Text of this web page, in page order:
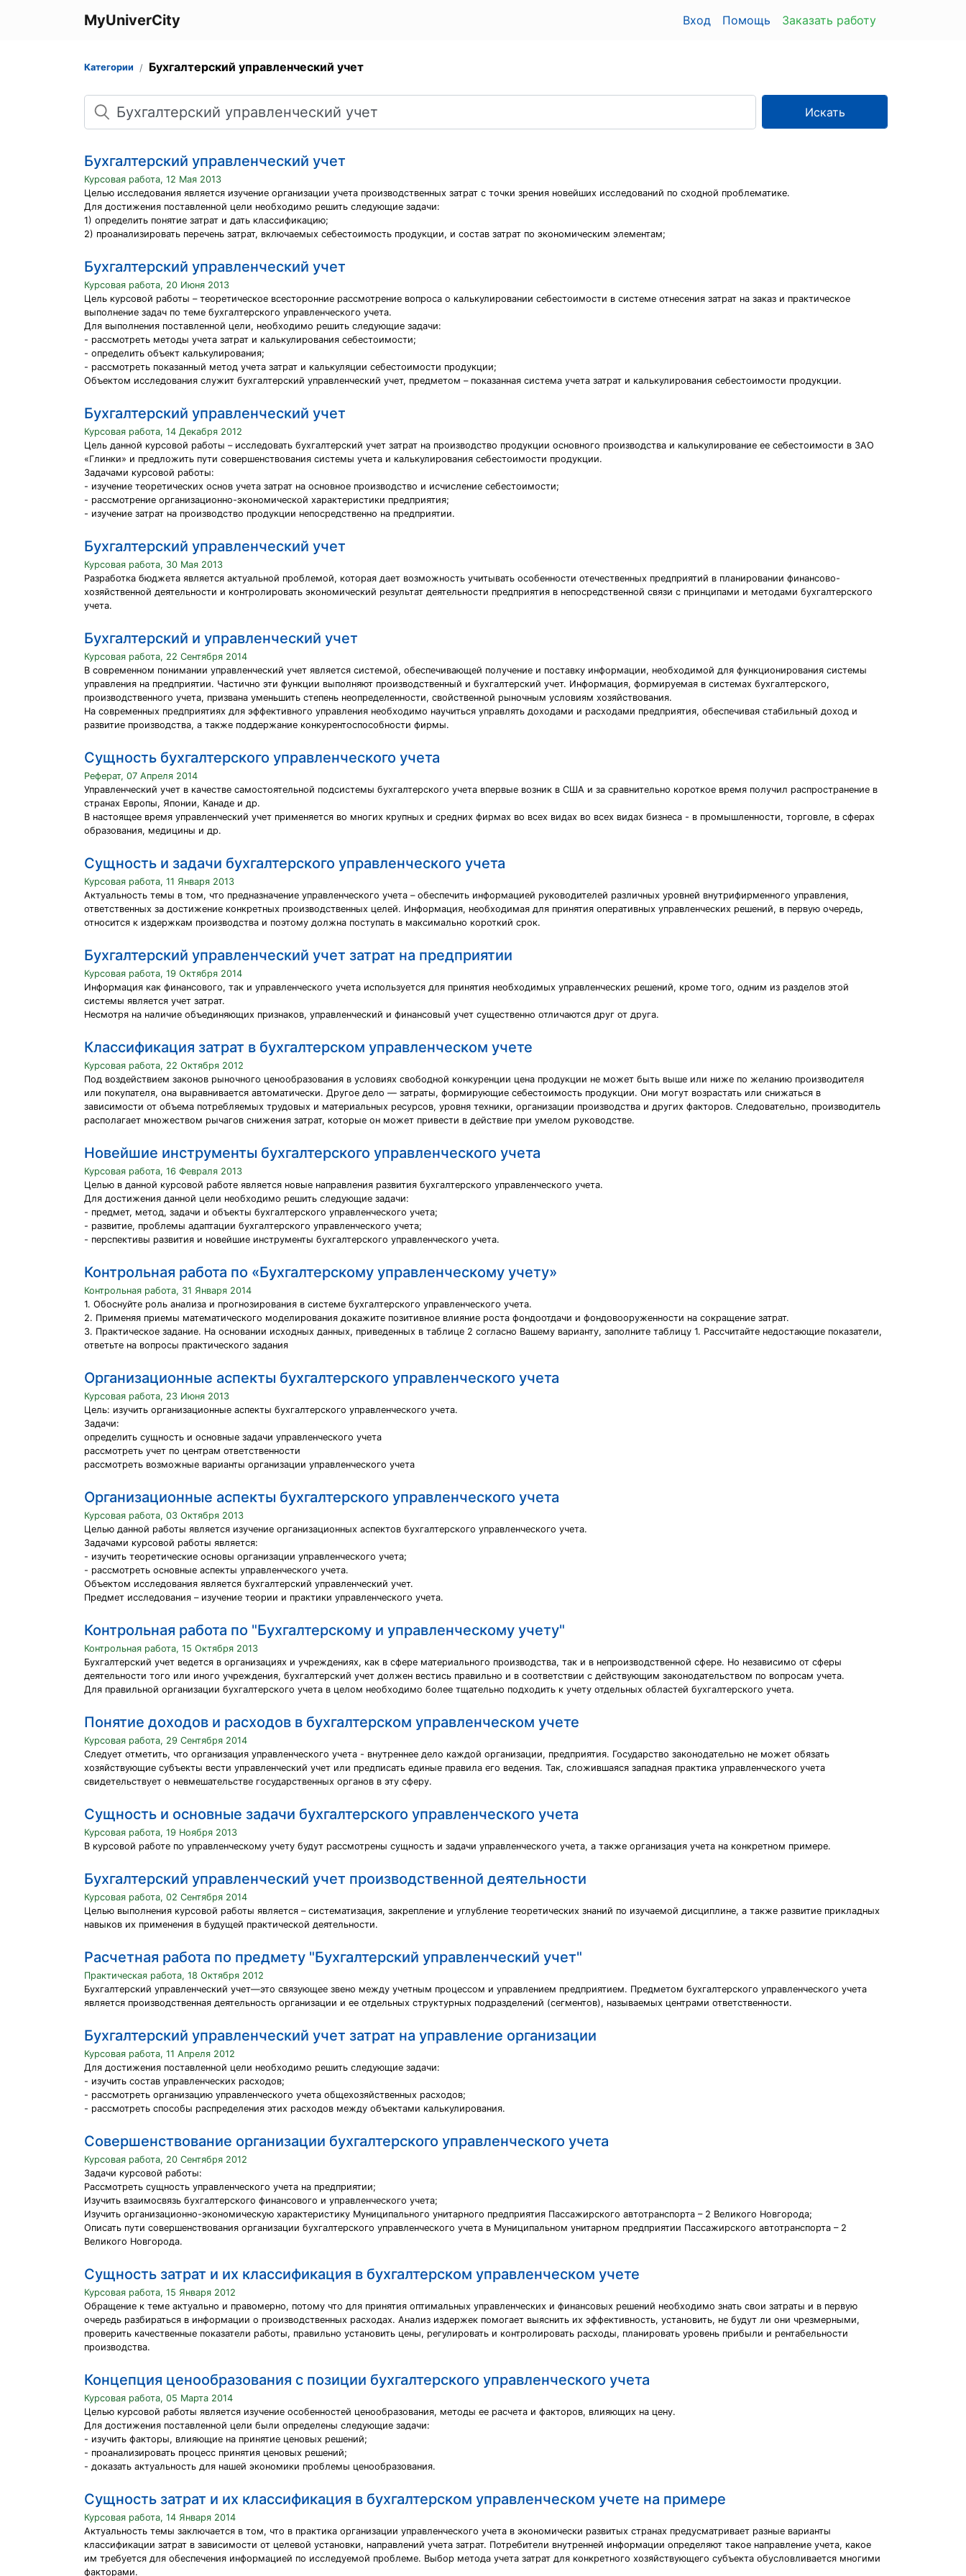
MyUniverCity Вход Помощь Заказать работу
Категории Бухгалтерский управленческий учет
Поиск
Искать
Бухгалтерский управленческий учет
Курсовая работа, 12 Мая 2013
Целью исследования является изучение организации учета производственных затрат с точки зрения новейших исследований по сходной проблематике.
Для достижения поставленной цели необходимо решить следующие задачи:
1) определить понятие затрат и дать классификацию;
2) проанализировать перечень затрат, включаемых себестоимость продукции, и состав затрат по экономическим элементам;
Бухгалтерский управленческий учет
Курсовая работа, 20 Июня 2013
Цель курсовой работы – теоретическое всесторонние рассмотрение вопроса о калькулировании себестоимости в системе отнесения затрат на заказ и практическое
выполнение задач по теме бухгалтерского управленческого учета.
Для выполнения поставленной цели, необходимо решить следующие задачи:
- рассмотреть методы учета затрат и калькулирования себестоимости;
- определить объект калькулирования;
- рассмотреть показанный метод учета затрат и калькуляции себестоимости продукции;
Объектом исследования служит бухгалтерский управленческий учет, предметом – показанная система учета затрат и калькулирования себестоимости продукции.
Бухгалтерский управленческий учет
Курсовая работа, 14 Декабря 2012
Цель данной курсовой работы – исследовать бухгалтерский учет затрат на производство продукции основного производства и калькулирование ее себестоимости в ЗАО
«Глинки» и предложить пути совершенствования системы учета и калькулирования себестоимости продукции.
Задачами курсовой работы:
- изучение теоретических основ учета затрат на основное производство и исчисление себестоимости;
- рассмотрение организационно-экономической характеристики предприятия;
- изучение затрат на производство продукции непосредственно на предприятии.
Бухгалтерский управленческий учет
Курсовая работа, 30 Мая 2013
Разработка бюджета является актуальной проблемой, которая дает возможность учитывать особенности отечественных предприятий в планировании финансово-
хозяйственной деятельности и контролировать экономический результат деятельности предприятия в непосредственной связи с принципами и методами бухгалтерского
учета.
Бухгалтерский и управленческий учет
Курсовая работа, 22 Сентября 2014
В современном понимании управленческий учет является системой, обеспечивающей получение и поставку информации, необходимой для функционирования системы
управления на предприятии. Частично эти функции выполняют производственный и бухгалтерский учет. Информация, формируемая в системах бухгалтерского,
производственного учета, призвана уменьшить степень неопределенности, свойственной рыночным условиям хозяйствования.
На современных предприятиях для эффективного управления необходимо научиться управлять доходами и расходами предприятия, обеспечивая стабильный доход и
развитие производства, а также поддержание конкурентоспособности фирмы.
Сущность бухгалтерского управленческого учета
Реферат, 07 Апреля 2014
Управленческий учет в качестве самостоятельной подсистемы бухгалтерского учета впервые возник в США и за сравнительно короткое время получил распространение в
странах Европы, Японии, Канаде и др.
В настоящее время управленческий учет применяется во многих крупных и средних фирмах во всех видах во всех видах бизнеса - в промышленности, торговле, в сферах
образования, медицины и др.
Сущность и задачи бухгалтерского управленческого учета
Курсовая работа, 11 Января 2013
Актуальность темы в том, что предназначение управленческого учета – обеспечить информацией руководителей различных уровней внутрифирменного управления,
ответственных за достижение конкретных производственных целей. Информация, необходимая для принятия оперативных управленческих решений, в первую очередь,
относится к издержкам производства и поэтому должна поступать в максимально короткий срок.
Бухгалтерский управленческий учет затрат на предприятии
Курсовая работа, 19 Октября 2014
Информация как финансового, так и управленческого учета используется для принятия необходимых управленческих решений, кроме того, одним из разделов этой
системы является учет затрат.
Несмотря на наличие объединяющих признаков, управленческий и финансовый учет существенно отличаются друг от друга.
Классификация затрат в бухгалтерском управленческом учете
Курсовая работа, 22 Октября 2012
Под воздействием законов рыночного ценообразования в условиях свободной конкуренции цена продукции не может быть выше или ниже по желанию производителя
или покупателя, она выравнивается автоматически. Другое дело — затраты, формирующие себестоимость продукции. Они могут возрастать или снижаться в
зависимости от объема потребляемых трудовых и материальных ресурсов, уровня техники, организации производства и других факторов. Следовательно, производитель
располагает множеством рычагов снижения затрат, которые он может привести в действие при умелом руководстве.
Новейшие инструменты бухгалтерского управленческого учета
Курсовая работа, 16 Февраля 2013
Целью в данной курсовой работе является новые направления развития бухгалтерского управленческого учета.
Для достижения данной цели необходимо решить следующие задачи:
- предмет, метод, задачи и объекты бухгалтерского управленческого учета;
- развитие, проблемы адаптации бухгалтерского управленческого учета;
- перспективы развития и новейшие инструменты бухгалтерского управленческого учета.
Контрольная работа по «Бухгалтерскому управленческому учету»
Контрольная работа, 31 Января 2014
1. Обоснуйте роль анализа и прогнозирования в системе бухгалтерского управленческого учета.
2. Применяя приемы математического моделирования докажите позитивное влияние роста фондоотдачи и фондовооруженности на сокращение затрат.
3. Практическое задание. На основании исходных данных, приведенных в таблице 2 согласно Вашему варианту, заполните таблицу 1. Рассчитайте недостающие показатели,
ответьте на вопросы практического задания
Организационные аспекты бухгалтерского управленческого учета
Курсовая работа, 23 Июня 2013
Цель: изучить организационные аспекты бухгалтерского управленческого учета.
Задачи:
определить сущность и основные задачи управленческого учета
рассмотреть учет по центрам ответственности
рассмотреть возможные варианты организации управленческого учета
Организационные аспекты бухгалтерского управленческого учета
Курсовая работа, 03 Октября 2013
Целью данной работы является изучение организационных аспектов бухгалтерского управленческого учета.
Задачами курсовой работы является:
- изучить теоретические основы организации управленческого учета;
- рассмотреть основные аспекты управленческого учета.
Объектом исследования является бухгалтерский управленческий учет.
Предмет исследования – изучение теории и практики управленческого учета.
Контрольная работа по "Бухгалтерскому и управленческому учету"
Контрольная работа, 15 Октября 2013
Бухгалтерский учет ведется в организациях и учреждениях, как в сфере материального производства, так и в непроизводственной сфере. Но независимо от сферы
деятельности того или иного учреждения, бухгалтерский учет должен вестись правильно и в соответствии с действующим законодательством по вопросам учета.
Для правильной организации бухгалтерского учета в целом необходимо более тщательно подходить к учету отдельных областей бухгалтерского учета.
Понятие доходов и расходов в бухгалтерском управленческом учете
Курсовая работа, 29 Сентября 2014
Следует отметить, что организация управленческого учета - внутреннее дело каждой организации, предприятия. Государство законодательно не может обязать
хозяйствующие субъекты вести управленческий учет или предписать единые правила его ведения. Так, сложившаяся западная практика управленческого учета
свидетельствует о невмешательстве государственных органов в эту сферу.
Сущность и основные задачи бухгалтерского управленческого учета
Курсовая работа, 19 Ноября 2013
В курсовой работе по управленческому учету будут рассмотрены сущность и задачи управленческого учета, а также организация учета на конкретном примере.
Бухгалтерский управленческий учет производственной деятельности
Курсовая работа, 02 Сентября 2014
Целью выполнения курсовой работы является – систематизация, закрепление и углубление теоретических знаний по изучаемой дисциплине, а также развитие прикладных
навыков их применения в будущей практической деятельности.
Расчетная работа по предмету "Бухгалтерский управленческий учет"
Практическая работа, 18 Октября 2012
Бухгалтерский управленческий учет—это связующее звено между учетным процессом и управлением предприятием. Предметом бухгалтерского управленческого учета
является производственная деятельность организации и ее отдельных структурных подразделений (сегментов), называемых центрами ответственности.
Бухгалтерский управленческий учет затрат на управление организации
Курсовая работа, 11 Апреля 2012
Для достижения поставленной цели необходимо решить следующие задачи:
- изучить состав управленческих расходов;
- рассмотреть организацию управленческого учета общехозяйственных расходов;
- рассмотреть способы распределения этих расходов между объектами калькулирования.
Совершенствование организации бухгалтерского управленческого учета
Курсовая работа, 20 Сентября 2012
Задачи курсовой работы:
Рассмотреть сущность управленческого учета на предприятии;
Изучить взаимосвязь бухгалтерского финансового и управленческого учета;
Изучить организационно-экономическую характеристику Муниципального унитарного предприятия Пассажирского автотранспорта – 2 Великого Новгорода;
Описать пути совершенствования организации бухгалтерского управленческого учета в Муниципальном унитарном предприятии Пассажирского автотранспорта – 2
Великого Новгорода.
Сущность затрат и их классификация в бухгалтерском управленческом учете
Курсовая работа, 15 Января 2012
Обращение к теме актуально и правомерно, потому что для принятия оптимальных управленческих и финансовых решений необходимо знать свои затраты и в первую
очередь разбираться в информации о производственных расходах. Анализ издержек помогает выяснить их эффективность, установить, не будут ли они чрезмерными,
проверить качественные показатели работы, правильно установить цены, регулировать и контролировать расходы, планировать уровень прибыли и рентабельности
производства.
Концепция ценообразования с позиции бухгалтерского управленческого учета
Курсовая работа, 05 Марта 2014
Целью курсовой работы является изучение особенностей ценообразования, методы ее расчета и факторов, влияющих на цену.
Для достижения поставленной цели были определены следующие задачи:
- изучить факторы, влияющие на принятие ценовых решений;
- проанализировать процесс принятия ценовых решений;
- доказать актуальность для нашей экономики проблемы ценообразования.
Сущность затрат и их классификация в бухгалтерском управленческом учете на примере
Курсовая работа, 14 Января 2014
Актуальность темы заключается в том, что в практика организации управленческого учета в экономически развитых странах предусматривает разные варианты
классификации затрат в зависимости от целевой установки, направлений учета затрат. Потребители внутренней информации определяют такое направление учета, какое
им требуется для обеспечения информацией по исследуемой проблеме. Выбор метода учета затрат для конкретного хозяйствующего субъекта обусловливается многими
факторами.